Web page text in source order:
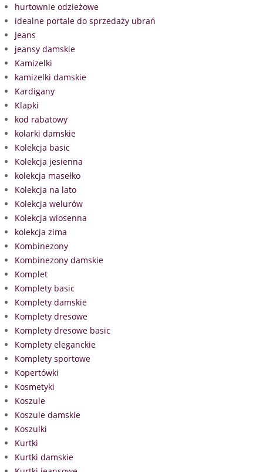
hurtownie odzieżowe
idealne portale do sprzedaży ubrań
Jeans
jeansy damskie
Kamizelki
kamizelki damskie
Kardigany
Klapki
kod rabatowy
kolarki damskie
Kolekcja basic
Kolekcja jesienna
kolekcja masełko
Kolekcja na lato
Kolekcja welurów
Kolekcja wiosenna
kolekcja zima
Kombinezony
Kombinezony damskie
Komplet
Komplety basic
Komplety damskie
Komplety dresowe
Komplety dresowe basic
Komplety eleganckie
Komplety sportowe
Kopertówki
Kosmetyki
Koszule
Koszule damskie
Koszulki
Kurtki
Kurtki damskie